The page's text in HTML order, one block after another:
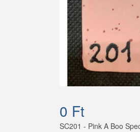
0 Ft
SC201 - Pink A Boo